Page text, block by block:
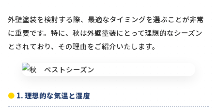
外壁塗装を検討する際、最適なタイミングを選ぶことが非常
に重要です。特に、秋は外壁塗装にとって理想的なシーズン
とされており、その理由をご紹介いたします。
1. 理想的な気温と湿度